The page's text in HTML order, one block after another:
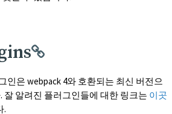
인은 webpack 4와 호환되는 최신 버전으
잘 알려진 플러그인들에 대한 링크는 이곳
.